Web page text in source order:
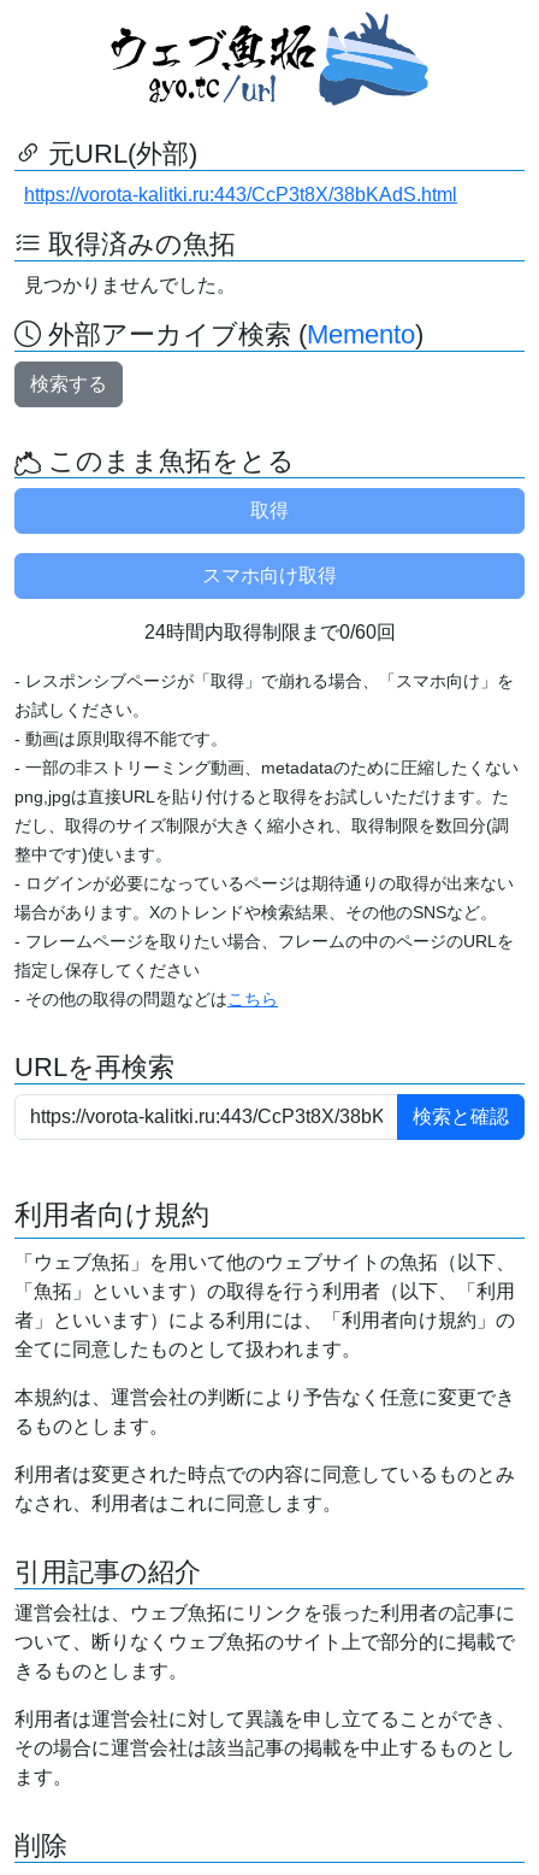
元URL(外部)
https://vorota-kalitki.ru:443/CcP3t8X/38bKAdS.html
取得済みの魚拓
見つかりませんでした。
外部アーカイブ検索 (Memento)
検索する
このまま魚拓をとる
24時間内取得制限まで0/60回
- レスポンシブページが「取得」で崩れる場合、「スマホ向け」を
お試しください。
- 動画は原則取得不能です。
- 一部の非ストリーミング動画、metadataのために圧縮したくない
png,jpgは直接URLを貼り付けると取得をお試しいただけます。た
だし、取得のサイズ制限が大きく縮小され、取得制限を数回分(調
整中です)使います。
- ログインが必要になっているページは期待通りの取得が出来ない
場合があります。Xのトレンドや検索結果、その他のSNSなど。
- フレームページを取りたい場合、フレームの中のページのURLを
指定し保存してください
- その他の取得の問題などはこちら
URLを再検索
利用者向け規約
「ウェブ魚拓」を用いて他のウェブサイトの魚拓（以下、
「魚拓」といいます）の取得を行う利用者（以下、「利用
者」といいます）による利用には、「利用者向け規約」の
全てに同意したものとして扱われます。
本規約は、運営会社の判断により予告なく任意に変更でき
るものとします。
利用者は変更された時点での内容に同意しているものとみ
なされ、利用者はこれに同意します。
引用記事の紹介
運営会社は、ウェブ魚拓にリンクを張った利用者の記事に
ついて、断りなくウェブ魚拓のサイト上で部分的に掲載で
きるものとします。
利用者は運営会社に対して異議を申し立てることができ、
その場合に運営会社は該当記事の掲載を中止するものとし
ます。
削除